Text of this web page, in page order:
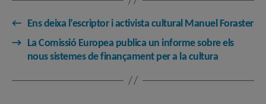
←
Ens deixa l’escriptor i activista cultural Manuel Foraster
→
La Comissió Europea publica un informe sobre els
nous sistemes de finançament per a la cultura